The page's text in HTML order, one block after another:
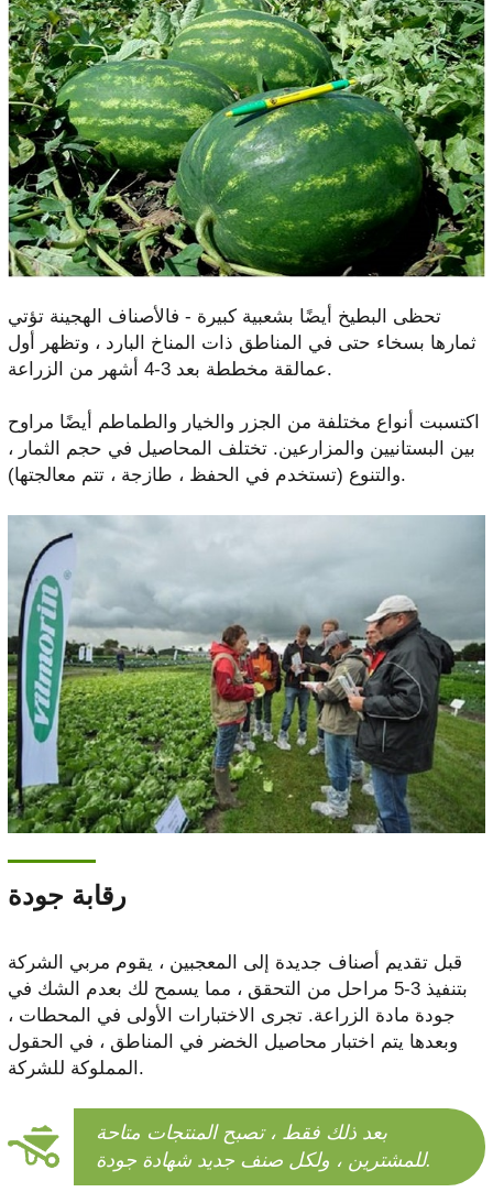
تحظى البطيخ أيضًا بشعبية كبيرة - فالأصناف الهجينة تؤتي
ثمارها بسخاء حتى في المناطق ذات المناخ البارد ، وتظهر أول
عمالقة مخططة بعد 3-4 أشهر من الزراعة.
اكتسبت أنواع مختلفة من الجزر والخيار والطماطم أيضًا مراوح
بين البستانيين والمزارعين. تختلف المحاصيل في حجم الثمار ،
والتنوع (تستخدم في الحفظ ، طازجة ، تتم معالجتها).
رقابة جودة
قبل تقديم أصناف جديدة إلى المعجبين ، يقوم مربي الشركة
بتنفيذ 3-5 مراحل من التحقق ، مما يسمح لك بعدم الشك في
جودة مادة الزراعة. تجرى الاختبارات الأولى في المحطات ،
وبعدها يتم اختبار محاصيل الخضر في المناطق ، في الحقول
المملوكة للشركة.
بعد ذلك فقط ، تصبح المنتجات متاحة
للمشترين ، ولكل صنف جديد شهادة جودة.